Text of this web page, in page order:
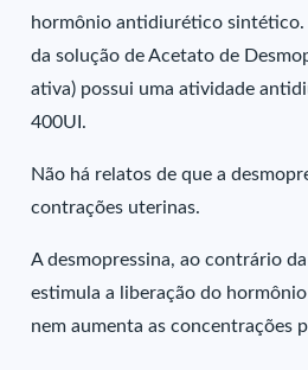
hormônio antidiurético
da solução de Acetato de
ativa) possui uma atividade
400UI.
Não há relatos de que a
contrações uterinas.
A desmopressina, ao contrário
estimula a liberação do
nem aumenta as concentrações